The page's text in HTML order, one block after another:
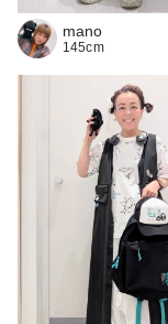
mano
145cm